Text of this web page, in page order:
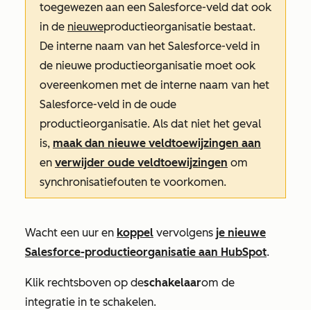
toegewezen aan een Salesforce-veld dat ook
in de nieuweproductieorganisatie bestaat.
De interne naam van het Salesforce-veld in
de nieuwe productieorganisatie moet ook
overeenkomen met de interne naam van het
Salesforce-veld in de oude
productieorganisatie. Als dat niet het geval
is, maak dan nieuwe veldtoewijzingen aan
en verwijder oude veldtoewijzingen om
synchronisatiefouten te voorkomen.
Wacht een uur en koppel vervolgens je nieuwe
Salesforce-productieorganisatie aan HubSpot.
Klik rechtsboven op deschakelaarom de
integratie in te schakelen.